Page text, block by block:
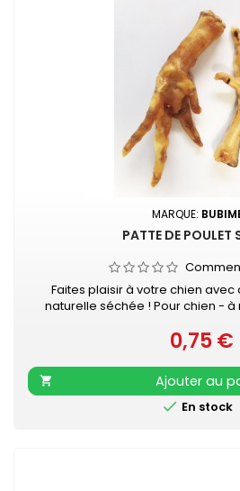
MARQUE:
PATTE DE POULET
Faites plaisir à votre chien avec
naturelle séchée ! Pour chien -
Prix
0,75 €

Ajouter au
 En stock